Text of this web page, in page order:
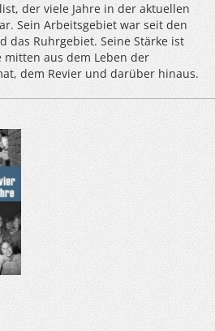
der viele Jahre in der aktuellen
Sein Arbeitsgebiet war seit den
das Ruhrgebiet. Seine Stärke ist
aus dem Leben der
dem Revier und darüber hinaus.